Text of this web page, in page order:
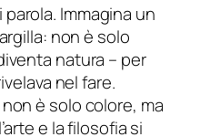
Immagina un
non è solo
natura – per
nel fare.
è solo colore, ma
e la filosofia si